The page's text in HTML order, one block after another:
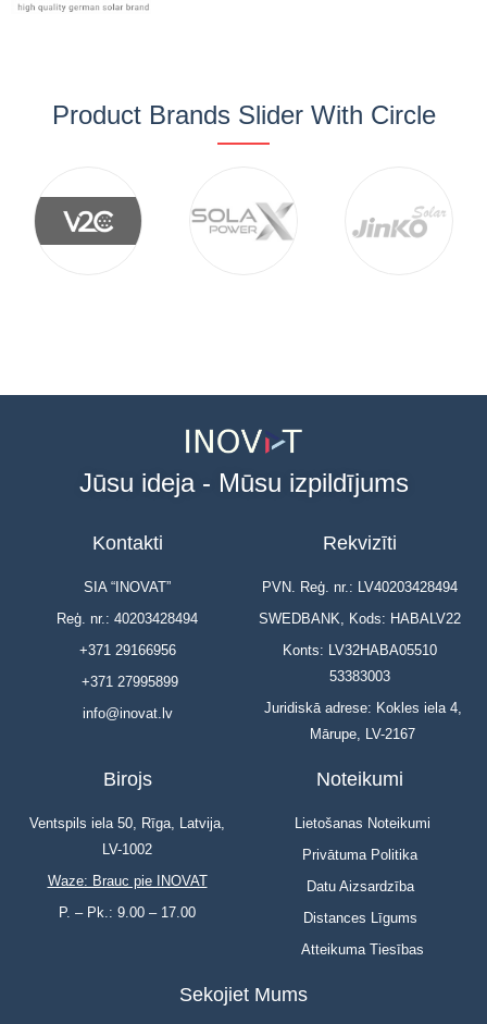
Product Brands Slider With Circle
Jūsu ideja - Mūsu izpildījums
Kontakti
SIA “INOVAT”
Reģ. nr.: 40203428494
+371 29166956
+371 27995899
info@inovat.lv
Rekvizīti
PVN. Reģ. nr.: LV40203428494
SWEDBANK, Kods: HABALV22
Konts: LV32HABA05510
53383003
Juridiskā adrese: Kokles iela 4,
Mārupe, LV-2167
Birojs
Ventspils iela 50, Rīga, Latvija,
LV-1002
Waze: Brauc pie INOVAT
P. – Pk.: 9.00 – 17.00
Noteikumi
Lietošanas Noteikumi
Privātuma Politika
Datu Aizsardzība
Distances Līgums
Atteikuma Tiesības
Sekojiet Mums